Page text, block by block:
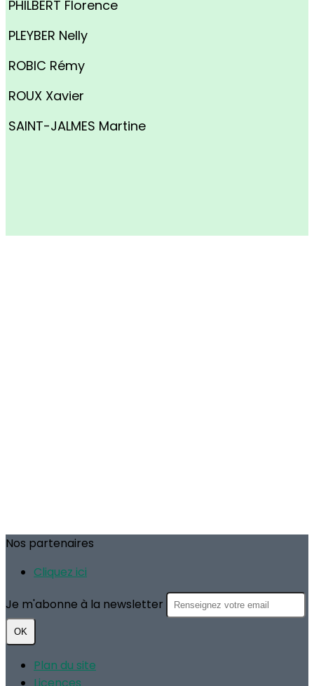
PHILBERT Florence
PLEYBER Nelly
ROBIC Rémy
ROUX Xavier
SAINT-JALMES Martine
Nos partenaires
Cliquez ici
Je m'abonne à la newsletter
OK
Plan du site